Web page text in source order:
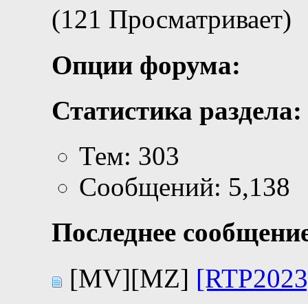
(121 Просматривает)
Опции форума:
Статистика раздела:
Тем: 303
Сообщений: 5,138
Последнее
[MV][MZ]